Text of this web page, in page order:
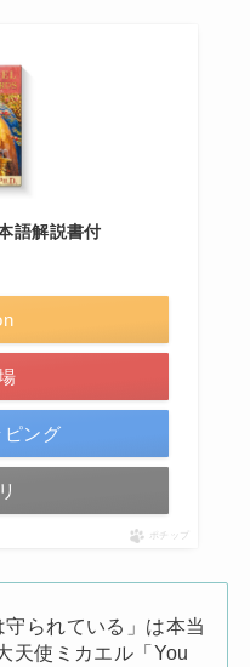
語解説書付
ピング
ポチップ
守られている」は本当
天使ミカエル「You